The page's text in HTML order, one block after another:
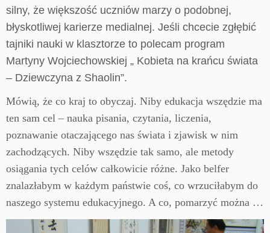
silny, że większość uczniów marzy o podobnej,
błyskotliwej karierze medialnej. Jeśli chcecie zgłębić
tajniki nauki w klasztorze to polecam program
Martyny Wojciechowskiej „ Kobieta na krańcu świata
– Dziewczyna z Shaolin”.
Mówią, że co kraj to obyczaj. Niby edukacja wszędzie ma
ten sam cel – nauka pisania, czytania, liczenia,
poznawanie otaczającego nas świata i zjawisk w nim
zachodzących. Niby wszędzie tak samo, ale metody
osiągania tych celów całkowicie różne. Jako belfer
znalazłabym w każdym państwie coś, co wrzuciłabym do
naszego systemu edukacyjnego. A co, pomarzyć można …